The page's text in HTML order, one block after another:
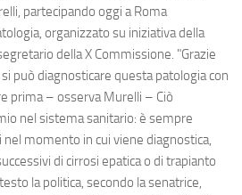
partecipando oggi a Roma
organizzato su iniziativa della
della X Commissione. "Grazie
può diagnosticare questa patologia con
prima – osserva Murelli – Ciò
nel sistema sanitario: è sempre
momento in cui viene diagnostica,
di cirrosi epatica o di trapianto
la politica, secondo la senatrice,